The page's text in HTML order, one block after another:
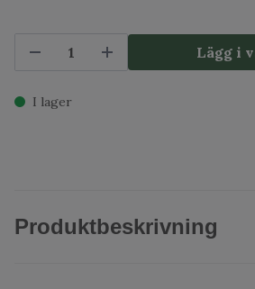
Lägg i
I lager
Produktbeskrivning